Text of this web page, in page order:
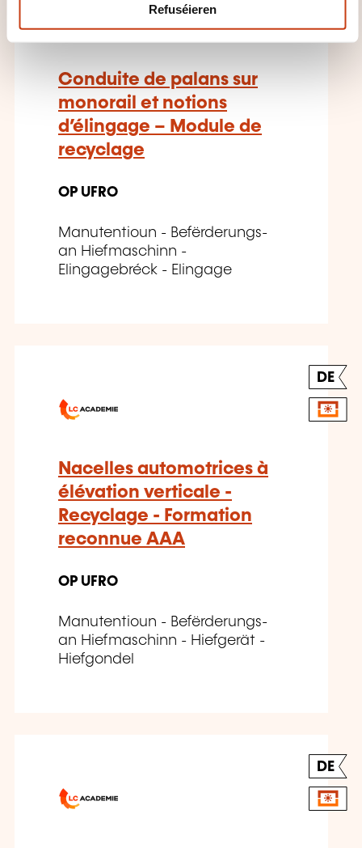
Refuséieren
Conduite de palans sur
monorail et notions
d’élingage – Module de
recyclage
OP UFRO
Manutentioun - Befërderungs-
an Hiefmaschinn -
Elingagebréck - Elingage
DE
Nacelles automotrices à
élévation verticale -
Recyclage - Formation
reconnue AAA
OP UFRO
Manutentioun - Befërderungs-
an Hiefmaschinn - Hiefgerät -
Hiefgondel
DE